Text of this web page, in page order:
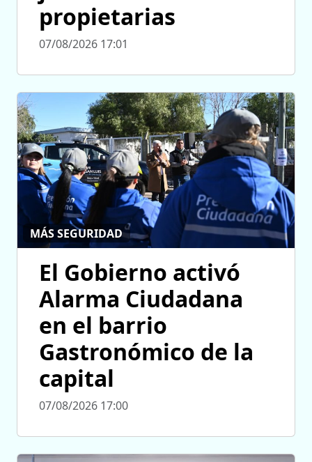
propietarias
07/08/2026 17:01
MÁS SEGURIDAD
El Gobierno activó
Alarma Ciudadana
en el barrio
Gastronómico de la
capital
07/08/2026 17:00